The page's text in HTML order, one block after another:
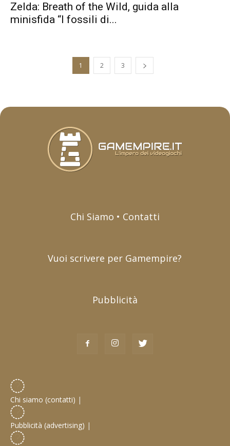
Zelda: Breath of the Wild, guida alla
minisfida “I fossili di...
1 2 3
Chi Siamo • Contatti
Vuoi scrivere per Gamempire?
Pubblicità
Chi siamo (contatti) |
Pubblicità (advertising) |